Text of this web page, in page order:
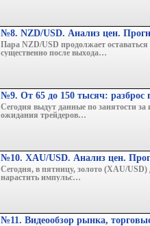
№8. NZD/USD. Анализ цен.
Пара NZD/USD продолжает
существенно после выхода…
№9. От 65 до 150 тысяч: разброс
Сегодня выдут данные по занятости
ожидания трейдеров…
№10. XAU/USD. Анализ цен.
Сегодня, в пятницу, золото (XAU/
нарастить импульс…
№11. Видеообзор рынка,